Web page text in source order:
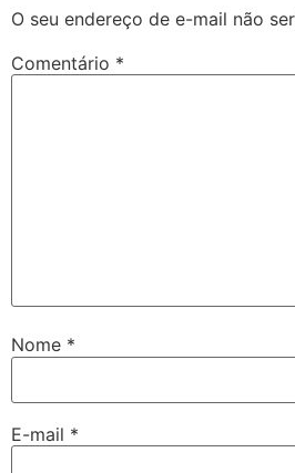
O seu endereço de e-mail não
Comentário *
Nome *
E-mail *